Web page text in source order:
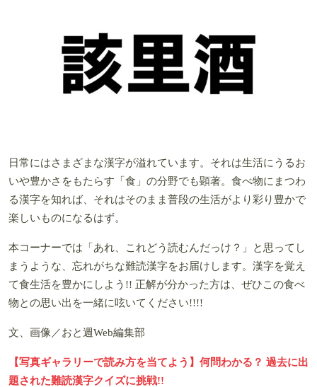
日常にはさまざまな漢字が溢れています。それは生活にうるお
いや豊かさをもたらす「食」の分野でも顕著。食べ物にまつわ
る漢字を知れば、それはそのまま普段の生活がより彩り豊かで
楽しいものになるはず。
本コーナーでは「あれ、これどう読むんだっけ？」と思ってし
まうような、忘れがちな難読漢字をお届けします。漢字を覚え
て食生活を豊かにしよう!! 正解が分かった方は、ぜひこの食べ
物との思い出を一緒に呟いてください!!!!
文、画像／おと週Web編集部
【写真ギャラリーで読み方を当てよう】何問わかる？ 過去に出
題された難読漢字クイズに挑戦!!